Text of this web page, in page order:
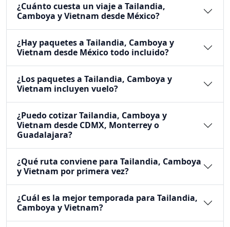
¿Cuánto cuesta un viaje a Tailandia,
Camboya y Vietnam desde México?
¿Hay paquetes a Tailandia, Camboya y
Vietnam desde México todo incluido?
¿Los paquetes a Tailandia, Camboya y
Vietnam incluyen vuelo?
¿Puedo cotizar Tailandia, Camboya y
Vietnam desde CDMX, Monterrey o
Guadalajara?
¿Qué ruta conviene para Tailandia, Camboya
y Vietnam por primera vez?
¿Cuál es la mejor temporada para Tailandia,
Camboya y Vietnam?